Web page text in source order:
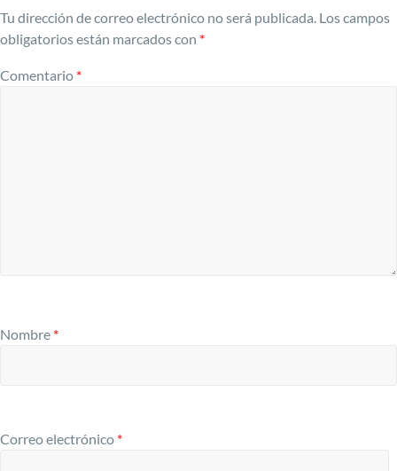
Tu dirección de correo electrónico no será publicada. Los campos
obligatorios están marcados con *
Comentario *
Nombre *
Correo electrónico *